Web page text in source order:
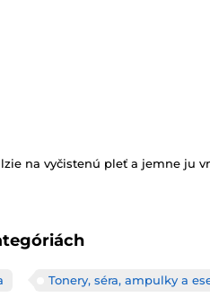
na vyčistenú pleť a jemne ju
Tonery, séra, ampulky a